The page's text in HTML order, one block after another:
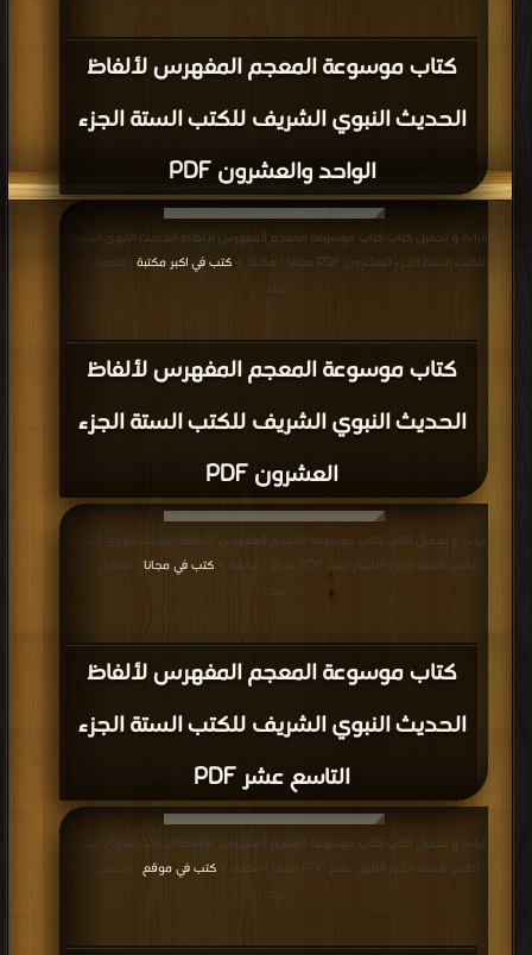
كتاب موسوعة المعجم المفهرس لألفاظ
الحديث النبوي الشريف للكتب الستة الجزء
الواحد والعشرون PDF
كتاب موسوعة المعجم المفهرس لألفاظ
الحديث النبوي الشريف للكتب الستة الجزء
العشرون PDF
قراءة و تحميل كتاب كتاب موسوعة المعجم المفهرس لألفاظ الحديث النبوي الشريف
للكتب الستة الجزء العشرون PDF مجانا | مكتبة >
كتب في اكبر مكتبة
| التحميل : مرة/
مرات
كتاب موسوعة المعجم المفهرس لألفاظ
الحديث النبوي الشريف للكتب الستة الجزء
التاسع عشر PDF
قراءة و تحميل كتاب كتاب موسوعة المعجم المفهرس لألفاظ الحديث النبوي الشريف
للكتب الستة الجزء التاسع عشر PDF مجانا | مكتبة >
كتب في مجانا | التحميل : مرة/
مرات
قراءة و تحميل كتاب كتاب موسوعة المعجم المفهرس لألفاظ الحديث النبوي الشريف
للكتب الستة الجزء الثامن عشر PDF مجانا | مكتبة >
كتب في موقع | التحميل : مرة/
مرات